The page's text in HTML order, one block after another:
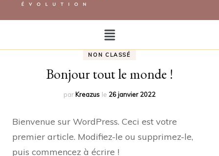
NON CLASSÉ
Bonjour tout le monde !
par Kreazus le 26 janvier 2022
Bienvenue sur WordPress. Ceci est votre
premier article. Modifiez-le ou supprimez-le,
puis commencez à écrire !